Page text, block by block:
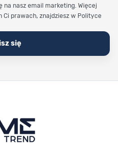
na nasz email marketing. Więcej
prawach, znajdziesz w Polityce
się